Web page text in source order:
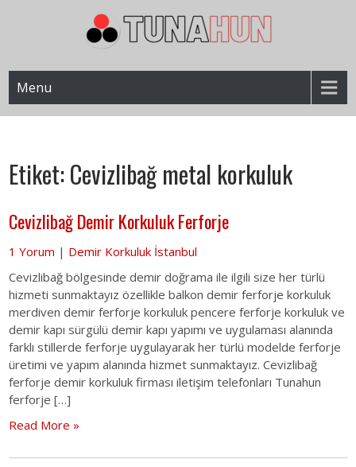
Tunahun Demir Korkuluk | Lazer
Kesim Ferforje
Menu
Etiket:Cevizlibağ metal korkuluk
Cevizlibağ Demir Korkuluk Ferforje
1 Yorum | Demir Korkuluk İstanbul
Cevizlibağ bölgesinde demir doğrama ile ilgili size her türlü
hizmeti sunmaktayız özellikle balkon demir ferforje korkuluk
merdiven demir ferforje korkuluk pencere ferforje korkuluk ve
demir kapı sürgülü demir kapı yapımı ve uygulaması alanında
farklı stillerde ferforje uygulayarak her türlü modelde ferforje
üretimi ve yapım alanında hizmet sunmaktayız. Cevizlibağ
ferforje demir korkuluk firması iletişim telefonları Tunahun
ferforje […]
Read More »